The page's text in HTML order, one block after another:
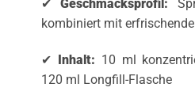
✔Geschmacksprofil:
kombiniert mit
✔ Inhalt: 10 ml
120 ml Longfill-Flasche